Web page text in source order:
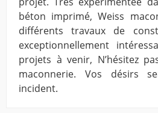
béton imprimé, Weiss
différents travaux de
exceptionnellement
projets à venir, N’hésitez
maconnerie. Vos désirs
incident.